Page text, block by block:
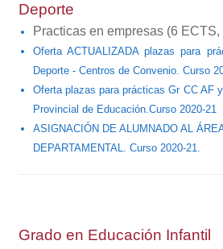
Deporte
Practicas en empresas (6
Oferta ACTUALIZADA plazas para
Deporte - Centros de Convenio. Curso
Oferta plazas para prácticas Gr CC AF
Provincial de Educación.Curso 2020-21
ASIGNACIÓN DE ALUMNADO AL
DEPARTAMENTAL. Curso 2020-21.
Grado en Educación Infantil